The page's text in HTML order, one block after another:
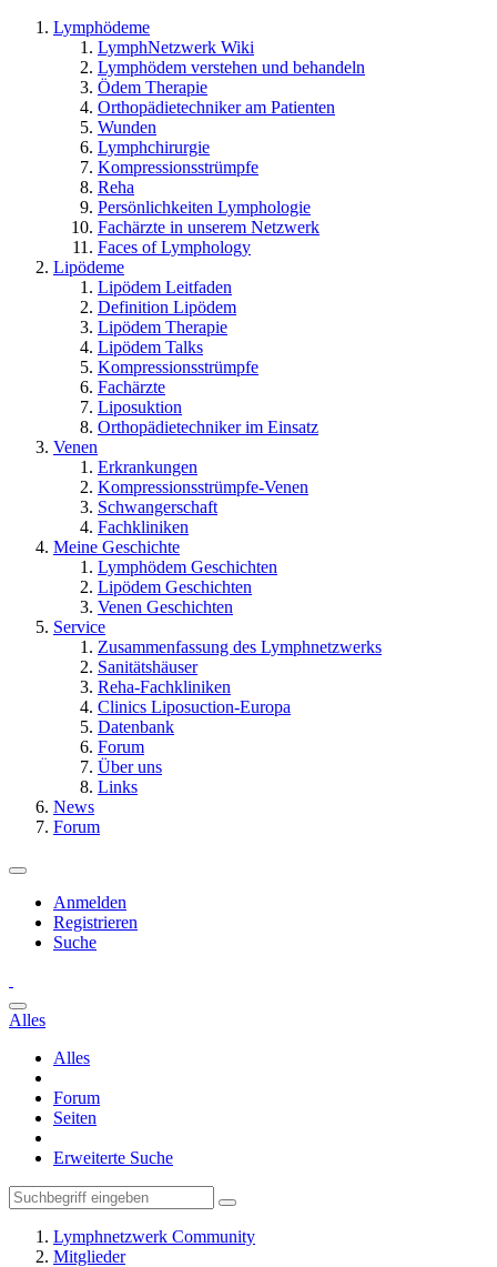
Lymphödeme
LymphNetzwerk Wiki
Lymphödem verstehen und behandeln
Ödem Therapie
Orthopädietechniker am Patienten
Wunden
Lymphchirurgie
Kompressionsstrümpfe
Reha
Persönlichkeiten Lymphologie
Fachärzte in unserem Netzwerk
Faces of Lymphology
Lipödeme
Lipödem Leitfaden
Definition Lipödem
Lipödem Therapie
Lipödem Talks
Kompressionsstrümpfe
Fachärzte
Liposuktion
Orthopädietechniker im Einsatz
Venen
Erkrankungen
Kompressionsstrümpfe-Venen
Schwangerschaft
Fachkliniken
Meine Geschichte
Lymphödem Geschichten
Lipödem Geschichten
Venen Geschichten
Service
Zusammenfassung des Lymphnetzwerks
Sanitätshäuser
Reha-Fachkliniken
Clinics Liposuction-Europa
Datenbank
Forum
Über uns
Links
News
Forum
Anmelden
Registrieren
Suche
Alles
Alles
Forum
Seiten
Erweiterte Suche
Lymphnetzwerk Community
Mitglieder